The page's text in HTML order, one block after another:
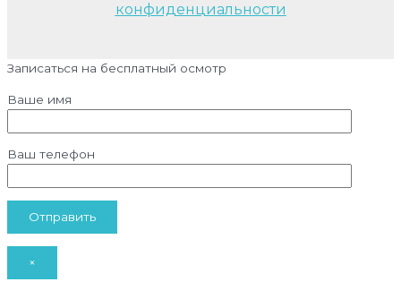
конфиденциальности
Записаться на бесплатный осмотр
Ваше имя
Ваш телефон
×